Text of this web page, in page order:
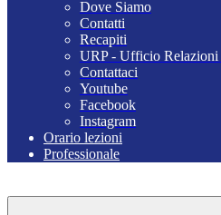
Dove Siamo
Contatti
Recapiti
URP - Ufficio
Contattaci
Youtube
Facebook
Instagram
Orario lezioni
Professionale